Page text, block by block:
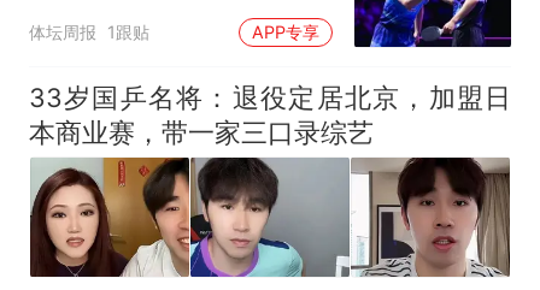
体坛周报 1跟贴 APP专享
33岁国乒名将：退役定居北京，加盟日
本商业赛，带一家三口录综艺